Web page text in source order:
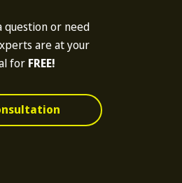
question or need
are at your
for FREE!